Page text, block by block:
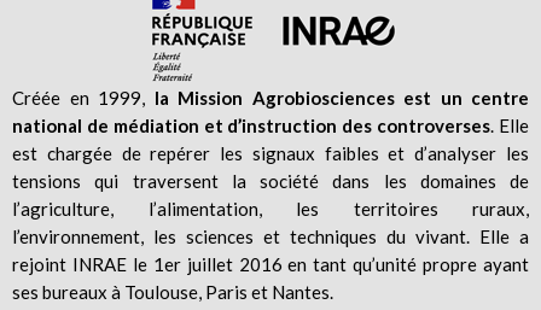
Créée en 1999,
la Mission Agrobiosciences est un centre
national de médiation et d’instruction des controverses . Elle
est chargée de repérer les signaux faibles et d’analyser les
tensions qui traversent la société dans les domaines de
l’agriculture, l’alimentation, les territoires ruraux,
l’environnement, les sciences et techniques du vivant. Elle a
rejoint INRAE le 1er juillet 2016 en tant qu’unité propre ayant
ses bureaux à Toulouse, Paris et Nantes.